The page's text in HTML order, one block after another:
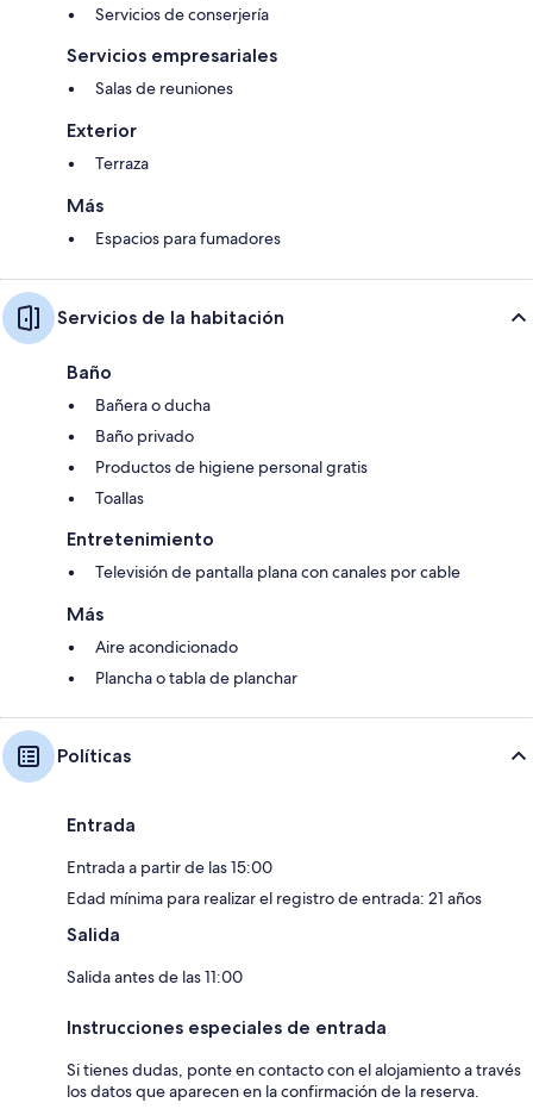
Servicios de conserjería
Servicios empresariales
Salas de reuniones
Exterior
Terraza
Más
Espacios para fumadores
Servicios de la habitación
Baño
Bañera o ducha
Baño privado
Productos de higiene personal gratis
Toallas
Entretenimiento
Televisión de pantalla plana con canales por cable
Más
Aire acondicionado
Plancha o tabla de planchar
Políticas
Entrada
Entrada a partir de las 15:00
Edad mínima para realizar el registro de entrada: 21 años
Salida
Salida antes de las 11:00
Instrucciones especiales de entrada
Si tienes dudas, ponte en contacto con el alojamiento a través
los datos que aparecen en la confirmación de la reserva.